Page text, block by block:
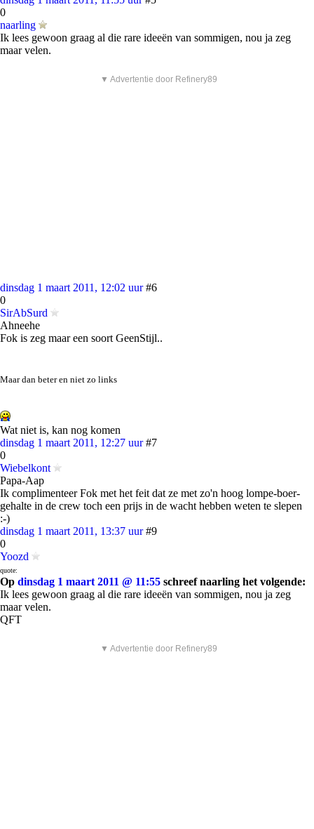
0
naarling
Ik lees gewoon graag al die rare ideeën van sommigen, nou ja zeg
maar velen.
▼ Advertentie door Refinery89
dinsdag 1 maart 2011, 12:02 uur #6
0
SirAbSurd
Ahneehe
Fok is zeg maar een soort GeenStijl..
Maar dan beter en niet zo links
Wat niet is, kan nog komen
dinsdag 1 maart 2011, 12:27 uur #7
0
Wiebelkont
Papa-Aap
Ik complimenteer Fok met het feit dat ze met zo'n hoog lompe-boer-
gehalte in de crew toch een prijs in de wacht hebben weten te slepen
:-)
dinsdag 1 maart 2011, 13:37 uur #9
0
Yoozd
quote:
Op dinsdag 1 maart 2011 @ 11:55 schreef naarling het volgende:
Ik lees gewoon graag al die rare ideeën van sommigen, nou ja zeg
maar velen.
QFT
▼ Advertentie door Refinery89